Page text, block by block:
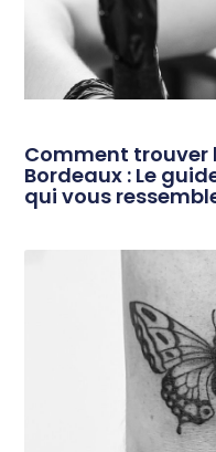
Comment trouver
Bordeaux : Le
qui vous